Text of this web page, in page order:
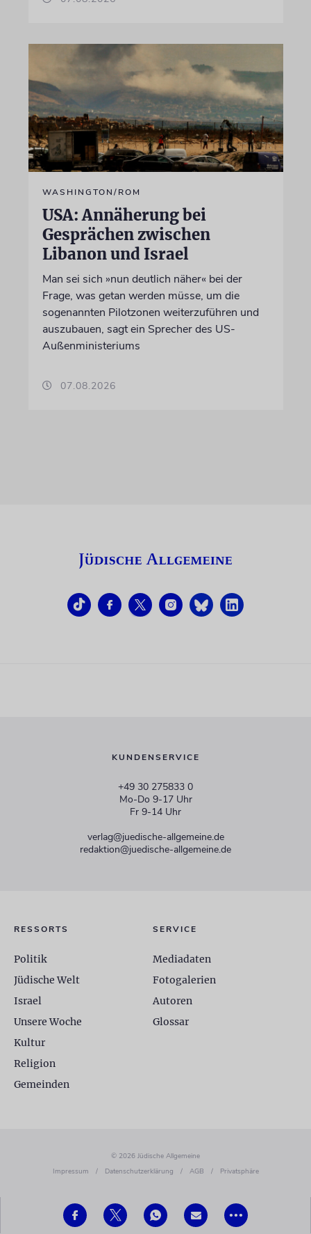
•••
WASHINGTON/ROM
USA: Annäherung bei
Gesprächen zwischen
Libanon und Israel
Man sei sich »nun deutlich näher« bei der
Frage, was getan werden müsse, um die
sogenannten Pilotzonen weiterzuführen und
auszubauen, sagt ein Sprecher des US-
Außenministeriums
07.08.2026
KUNDENSERVICE
+49 30 275833 0
Mo-Do 9-17 Uhr
Fr 9-14 Uhr
verlag@juedische-allgemeine.de
redaktion@juedische-allgemeine.de
RESSORTS
Politik
Jüdische Welt
Israel
Unsere Woche
Kultur
Religion
Gemeinden
SERVICE
Mediadaten
Fotogalerien
Autoren
Glossar
© 2026 Jüdische Allgemeine
Impressum
/ Datenschutzerklärung / AGB / Privatsphäre